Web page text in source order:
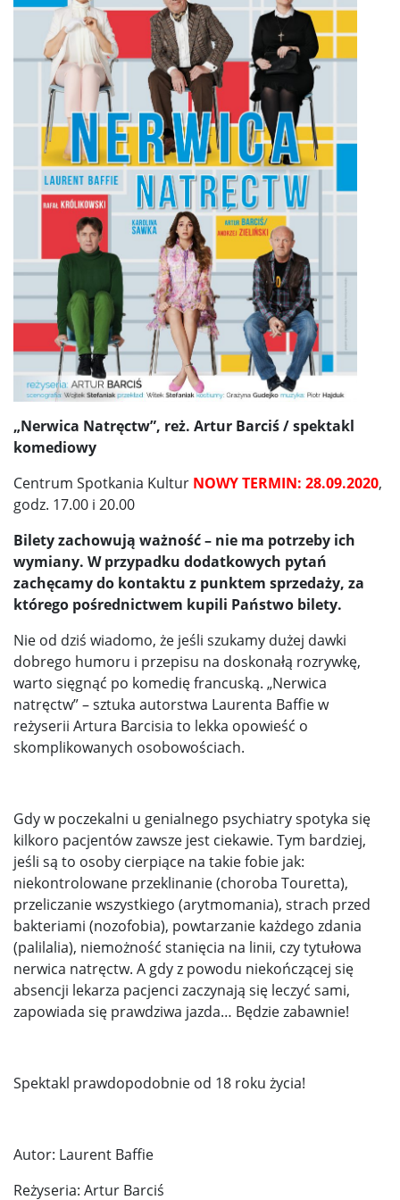
„Nerwica Natręctw”, reż. Artur Barciś / spektakl
komediowy
Centrum Spotkania Kultur NOWY TERMIN: 28.09.2020,
godz. 17.00 i 20.00
Bilety zachowują ważność – nie ma potrzeby ich
wymiany. W przypadku dodatkowych pytań
zachęcamy do kontaktu z punktem sprzedaży, za
którego pośrednictwem kupili Państwo bilety.
Nie od dziś wiadomo, że jeśli szukamy dużej dawki
dobrego humoru i przepisu na doskonałą rozrywkę,
warto sięgnąć po komedię francuską. „Nerwica
natręctw” – sztuka autorstwa Laurenta Baffie w
reżyserii Artura Barcisia to lekka opowieść o
skomplikowanych osobowościach.
Gdy w poczekalni u genialnego psychiatry spotyka się
kilkoro pacjentów zawsze jest ciekawie. Tym bardziej,
jeśli są to osoby cierpiące na takie fobie jak:
niekontrolowane przeklinanie (choroba Touretta),
przeliczanie wszystkiego (arytmomania), strach przed
bakteriami (nozofobia), powtarzanie każdego zdania
(palilalia), niemożność stanięcia na linii, czy tytułowa
nerwica natręctw. A gdy z powodu niekończącej się
absencji lekarza pacjenci zaczynają się leczyć sami,
zapowiada się prawdziwa jazda… Będzie zabawnie!
Spektakl prawdopodobnie od 18 roku życia!
Autor: Laurent Baffie
Reżyseria: Artur Barciś